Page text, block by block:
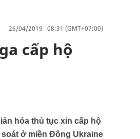
26/04/2019 08:31 (GMT+07:00)
cấp hộ
hóa thủ tục xin cấp hộ
ở miền Đông Ukraine